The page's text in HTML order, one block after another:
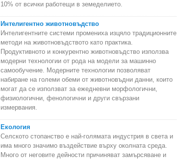
10% от всички работещи в земеделието.
Интелигентно животновъдство
Интелигентните системи промениха изцяло традиционните
методи на животновъдството като практика.
Продуктивното и конкурентно животновъдство използва
модерни технологии от рода на модели за машинно
самообучение. Модерните технологии позволяват
набиране на големи обеми от животновъдни данни, които
могат да се използват за ежедневни морфологични,
физиологични, фенологични и други свързани
измервания.
Екология
Селското стопанство е най-голямата индустрия в света и
има много значимо въздействие върху околната среда.
Много от неговите дейности причиняват замърсяване и